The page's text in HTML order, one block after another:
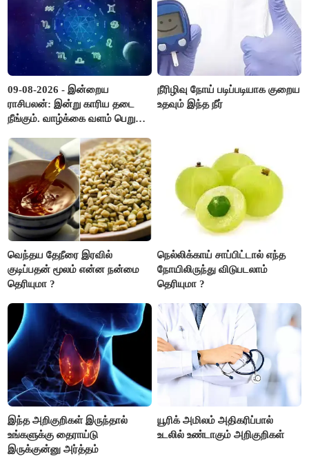
09-08-2026 - இன்றைய
ராசிபலன்: இன்று காரிய தடை
நீங்கும். வாழ்க்கை வளம் பெறும்.
எடைபோடுவது நல்லது..!
நீரிழிவு நோய் படிப்படியாக குறைய
உதவும் இந்த நீர்
வெந்தய தேநீரை இரவில்
குடிப்பதன் மூலம் என்ன நன்மை
தெரியுமா ?
நெல்லிக்காய் சாப்பிட்டால் எந்த
நோயிலிருந்து விடுபடலாம்
தெரியுமா ?
இந்த அறிகுறிகள் இருந்தால்
உங்களுக்கு தைராய்டு
இருக்குன்னு அர்த்தம்
யூரிக் அமிலம் அதிகரிப்பால்
உடலில் உண்டாகும் அறிகுறிகள்